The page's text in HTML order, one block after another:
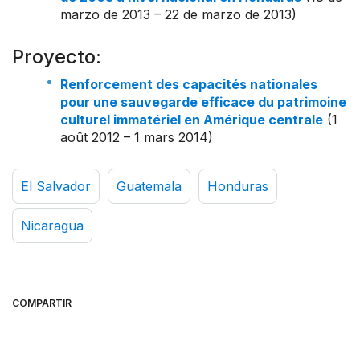
marzo de 2013 – 22 de marzo de 2013)
Proyecto:
Renforcement des capacités nationales
pour une sauvegarde efficace du patrimoine
culturel immatériel en Amérique centrale (1
août 2012 – 1 mars 2014)
El Salvador Guatemala Honduras
Nicaragua
COMPARTIR